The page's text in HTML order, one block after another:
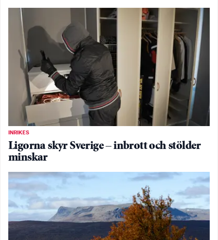
INRIKES
Ligorna skyr Sverige – inbrott och stölder
minskar